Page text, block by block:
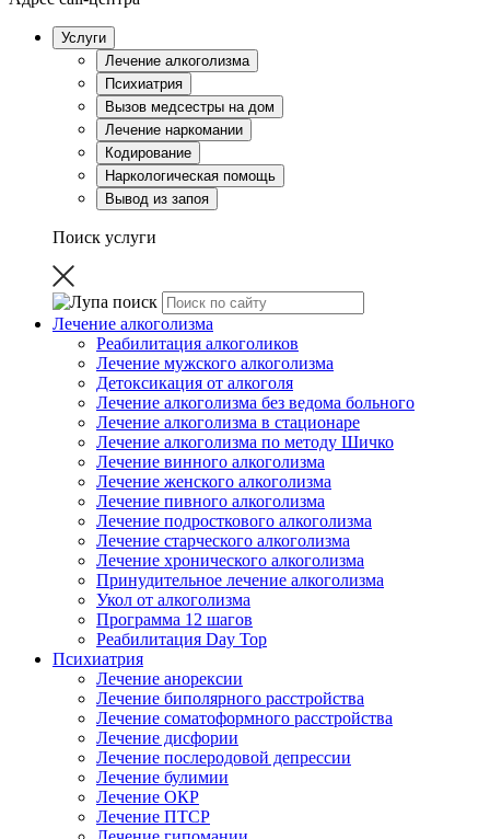
Услуги
Лечение алкоголизма
Психиатрия
Вызов медсестры на дом
Лечение наркомании
Кодирование
Наркологическая помощь
Вывод из запоя
Поиск услуги
Лечение алкоголизма
Реабилитация алкоголиков
Лечение мужского алкоголизма
Детоксикация от алкоголя
Лечение алкоголизма без ведома больного
Лечение алкоголизма в стационаре
Лечение алкоголизма по методу Шичко
Лечение винного алкоголизма
Лечение женского алкоголизма
Лечение пивного алкоголизма
Лечение подросткового алкоголизма
Лечение старческого алкоголизма
Лечение хронического алкоголизма
Принудительное лечение алкоголизма
Укол от алкоголизма
Программа 12 шагов
Реабилитация Day Top
Психиатрия
Лечение анорексии
Лечение биполярного расстройства
Лечение соматоформного расстройства
Лечение дисфории
Лечение послеродовой депрессии
Лечение булимии
Лечение ОКР
Лечение ПТСР